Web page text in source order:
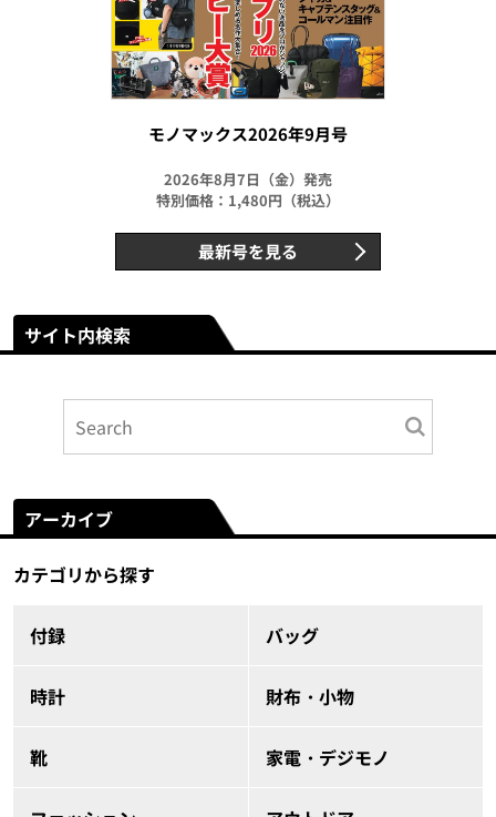
モノマックス2026年9月号
2026年8月7日（金）発売
特別価格：1,480円（税込）
最新号を見る
サイト内検索
アーカイブ
カテゴリから探す
付録 バッグ
時計 財布・小物
靴 家電・デジモノ